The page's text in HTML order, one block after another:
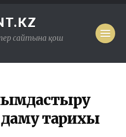
сайтына қош
даму тарихы